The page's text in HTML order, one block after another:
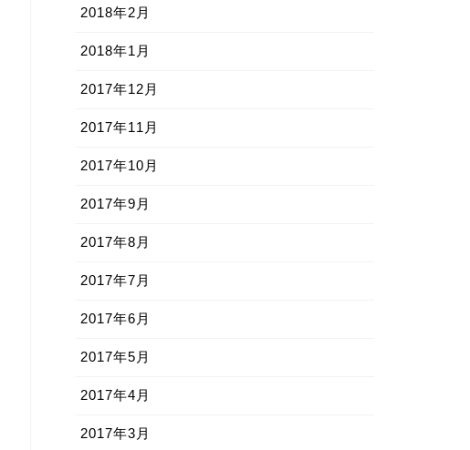
2018年2月
2018年1月
2017年12月
2017年11月
2017年10月
2017年9月
2017年8月
2017年7月
2017年6月
2017年5月
2017年4月
2017年3月